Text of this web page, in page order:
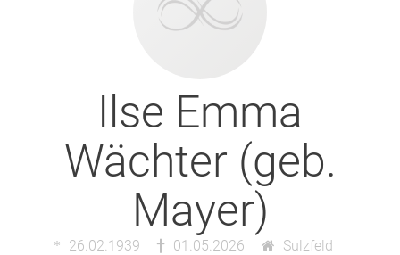
Ilse Emma
Wächter (geb.
Mayer)
26.02.1939 01.05.2026 Sulzfeld